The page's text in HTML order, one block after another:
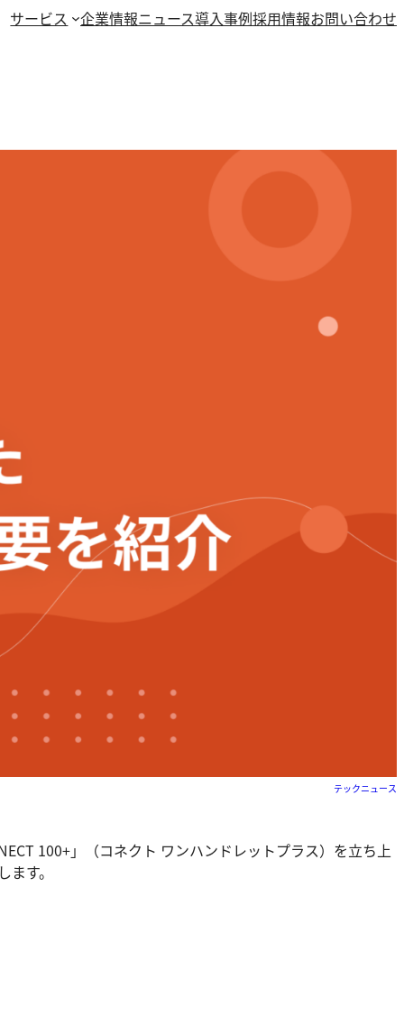
サービス 企業情報ニュース導入事例採用情報お問い合わせ
テックニュース
100+」（コネクト ワンハンドレットプラス）を立ち上
す。